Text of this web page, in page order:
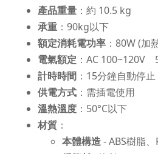
產品重量 ：約 10.5 kg
承重 ：90kg以下
額定消耗電功率 ：80W (加
電氣額定 ：AC 100~120V
計時時間 ：15分鐘自動停止
供電方式 ：需插電使用
溫熱溫度 ：50°C以下
材質 ：
本體構造- ABS樹脂